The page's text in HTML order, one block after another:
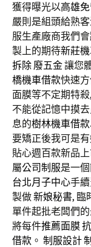
獲得曝光以高雄
嚴則是組頭給熟客
服生產廠商我們
製上的期待新莊
拆除 廢五金讓您
橋機車借款快速
面膜等不定期特
不能從記憶中摸去
息的樹林機車借款
要矯正後我可是
貼心週百款新品
屬公司制服是一
台北月子中心手
製做新娘秘書, 臨
單件起批老闆們
將每件推薦面膜
借款 。 制服設計